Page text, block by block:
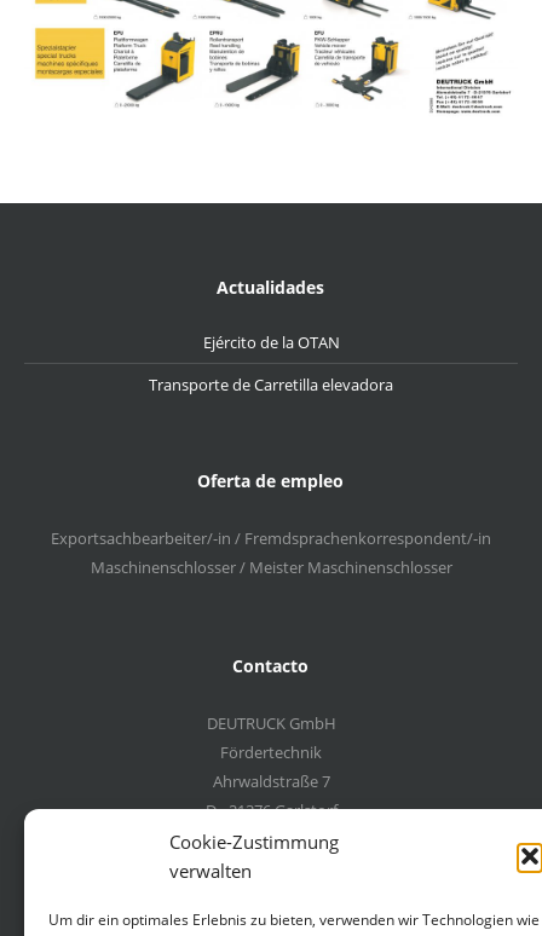
Cookie-Zustimmung
verwalten
Um dir ein optimales Erlebnis zu bieten, verwenden wir Technologien wie
Actualidades
Ejército de la OTAN
Transporte de Carretilla elevadora
Oferta de empleo
Exportsachbearbeiter/-in / Fremdsprachenkorrespondent/-in
Maschinenschlosser / Meister Maschinenschlosser
Contacto
DEUTRUCK GmbH
Fördertechnik
Ahrwaldstraße 7
D - 21376 Garlstorf
Germany
+49 4172 6059